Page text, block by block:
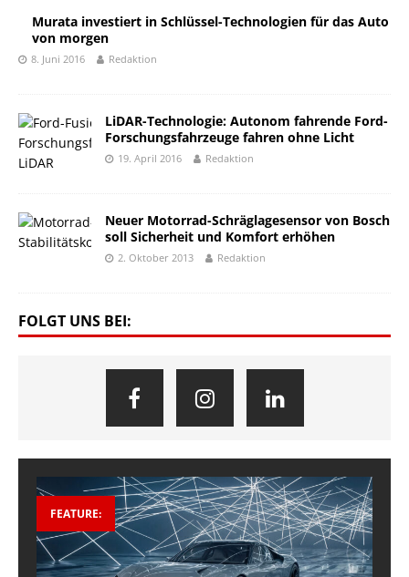
Murata investiert in Schlüssel-Technologien für das Auto
von morgen
8. Juni 2016 Redaktion
LiDAR-Technologie: Autonom fahrende Ford-
Forschungsfahrzeuge fahren ohne Licht
19. April 2016 Redaktion
Neuer Motorrad-Schräglagesensor von Bosch
soll Sicherheit und Komfort erhöhen
2. Oktober 2013 Redaktion
FOLGT UNS BEI:
FEATURE: